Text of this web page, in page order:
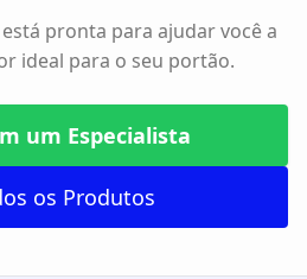
pronta para ajudar você a
ideal para o seu portão.
um Especialista
os Produtos